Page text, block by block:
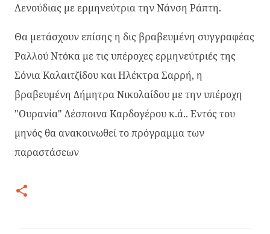
Λενούδιας με ερμηνεύτρια την Νάνση Ράπτη.
Θα μετάσχουν επίσης η δις βραβευμένη συγγραφέας
Ραλλού Ντόκα με τις υπέροχες ερμηνεύτριές της
Σόνια Καλαιτζίδου και Ηλέκτρα Σαρρή, η
βραβευμένη Δήμητρα Νικολαίδου με την υπέροχη
"Ουρανία" Δέσποινα Καρδογέρου κ.ά.. Εντός του
μηνός θα ανακοινωθεί το πρόγραμμα των
παραστάσεων